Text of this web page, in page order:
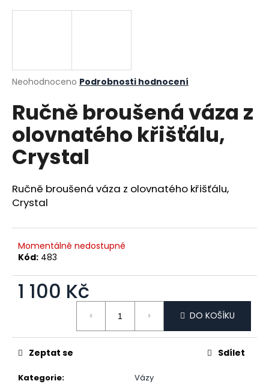
Průměrné hodnocení produktu je 0,0 z 5 hvězdiček.
Neohodnoceno Podrobnosti hodnocení
Ručně broušená váza z
olovnatého křišťálu,
Crystal
Ručně broušená váza z olovnatého křišťálu,
Crystal
Momentálně nedostupné
Kód: 483
1 100 Kč
DO KOŠÍKU
Kategorie: Vázy
Zeptat se Sdílet
a
?
HLEDAT
D
o
o
u
č
u
e
KŘIŠŤÁLOVÁ
HARMONIE